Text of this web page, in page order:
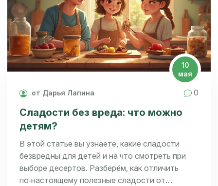
10
мая
от Дарья Лапина 0
Сладости без вреда: что можно
детям?
В этой статье вы узнаете, какие сладости
безвредны для детей и на что смотреть при
выборе десертов. Разберём, как отличить
по‑настоящему полезные сладости от